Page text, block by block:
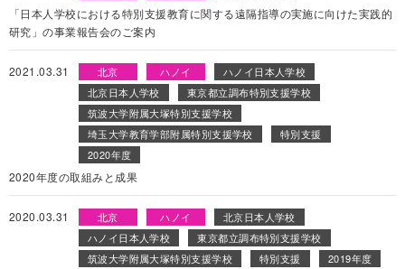
「日本人学校における特別支援教育に関する遠隔指導の実施に向けた実践的
研究」の事業報告会のご案内
2021.03.31 北京 ハノイ
ハノイ日本人学校
北京日本人学校
東京都立調布特別支援学校
筑波大学附属大塚特別支援学校
埼玉大学教育学部附属特別支援学校
特別支援
2020年度
2020年度の取組みと成果
2020.03.31 北京 ハノイ
北京日本人学校
ハノイ日本人学校
東京都立調布特別支援学校
筑波大学附属大塚特別支援学校
特別支援 2019年度